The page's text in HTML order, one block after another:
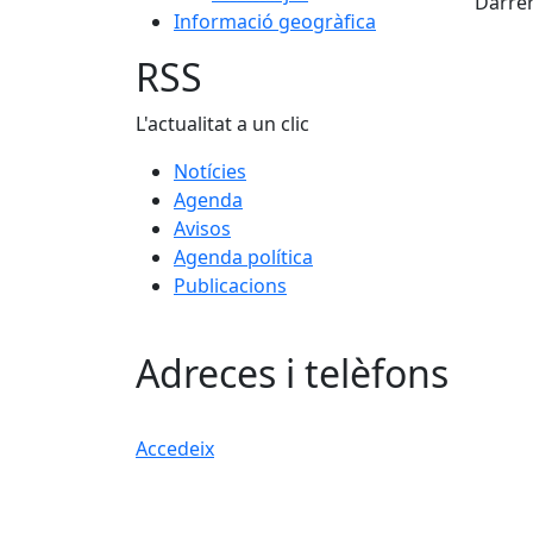
Informació geogràfica
RSS
L'actualitat a un clic
Notícies
Agenda
Avisos
Agenda política
Publicacions
Adreces i telèfons
Accedeix